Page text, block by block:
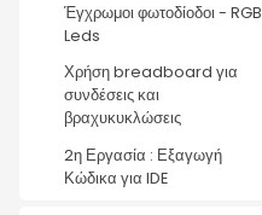
Έγχρωμοι φωτοδίοδοι - RGB
Leds
Χρήση breadboard για
συνδέσεις και
βραχυκυκλώσεις
2η Εργασία : Εξαγωγή
Κώδικα για IDE